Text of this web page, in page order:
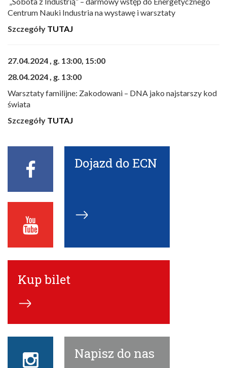
Centrum Nauki Industria na wystawę i warsztaty
Szczegóły TUTAJ
27.04.2024 , g. 13:00, 15:00
28.04.2024 , g. 13:00
Warsztaty familijne: Zakodowani – DNA jako najstarszy kod
świata
Szczegóły TUTAJ
Facebook
ECN
Youtube
ECN
Dojazd do ECN
Kup bilet
Instagram
ECN
Napisz do nas